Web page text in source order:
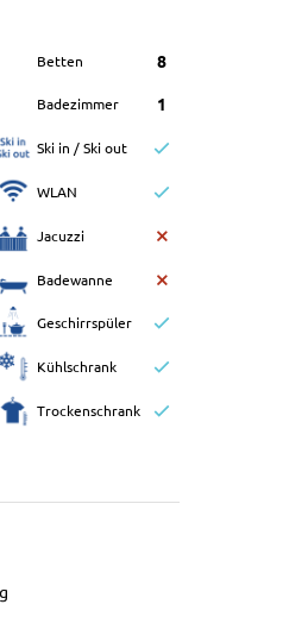
Betten 8
Badezimmer 1
Ski in / Ski out
WLAN
Jacuzzi
Badewanne
Geschirrspüler
Kühlschrank
Trockenschrank